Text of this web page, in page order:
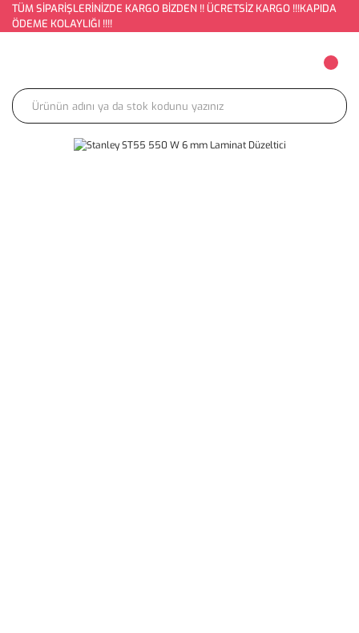
TÜM SİPARİŞLERİNİZDE KARGO BİZDEN !! ÜCRETSİZ KARGO !!!KAPIDA
ÖDEME KOLAYLIĞI !!!!